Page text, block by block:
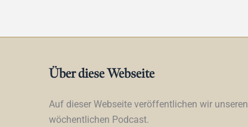
Über diese Webseite
Auf dieser Webseite veröffentlichen wir unseren
wöchentlichen Podcast.